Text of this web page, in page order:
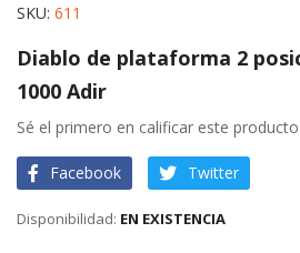
Skip
the
beginning
of
images
SKU 611
Diablo de plataforma 2
1000 Adir
Sé el primero en calificar este producto
Facebook Twitter
EN EXISTENCIA